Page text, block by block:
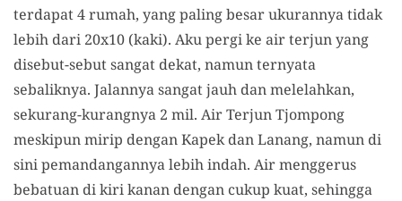
terdapat 4 rumah, yang paling besar ukurannya tidak
lebih dari 20x10 (kaki). Aku pergi ke air terjun yang
disebut-sebut sangat dekat, namun ternyata
sebaliknya. Jalannya sangat jauh dan melelahkan,
sekurang-kurangnya 2 mil. Air Terjun Tjompong
meskipun mirip dengan Kapek dan Lanang, namun di
sini pemandangannya lebih indah. Air menggerus
bebatuan di kiri kanan dengan cukup kuat, sehingga